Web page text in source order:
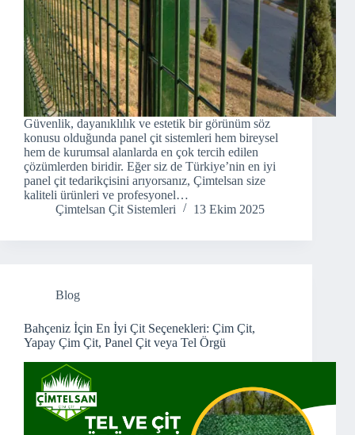
Güvenlik, dayanıklılık ve estetik bir görünüm söz
konusu olduğunda panel çit sistemleri hem bireysel
hem de kurumsal alanlarda en çok tercih edilen
çözümlerden biridir. Eğer siz de Türkiye’nin en iyi
panel çit tedarikçisini arıyorsanız, Çimtelsan size
kaliteli ürünleri ve profesyonel…
Çimtelsan Çit Sistemleri
13 Ekim 2025
Blog
Bahçeniz İçin En İyi Çit Seçenekleri: Çim Çit,
Yapay Çim Çit, Panel Çit veya Tel Örgü